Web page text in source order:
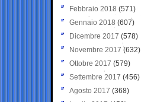
Febbraio 2018 (571)
Gennaio 2018 (607)
Dicembre 2017 (578)
Novembre 2017 (632)
Ottobre 2017 (579)
Settembre 2017 (456)
Agosto 2017 (368)